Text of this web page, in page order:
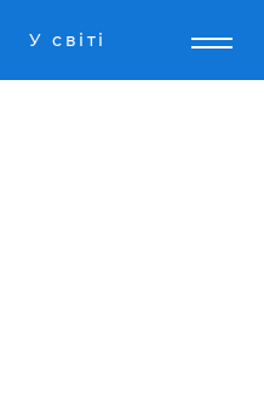
У світі